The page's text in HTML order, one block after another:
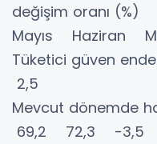
değişim oranı (%)
Mayıs Haziran
Tüketici güven
2,5
Mevcut dönemde
69,2 72,3 -3,5